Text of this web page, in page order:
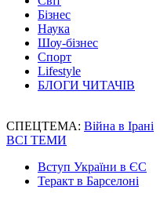
Бізнес
Наука
Шоу-бізнес
Спорт
Lifestyle
БЛОГИ ЧИТАЧІВ
СПЕЦТЕМА: Війна в Ірані
ВСІ ТЕМИ
Вступ України в ЄС
Теракт в Барселоні